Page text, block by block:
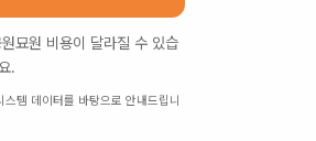
묘원 비용이 달라질 수 있습
.
템 데이터를 바탕으로 안내드립니